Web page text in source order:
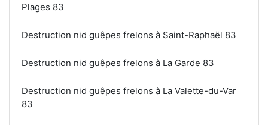
Plages 83
Destruction nid guêpes frelons à Saint-Raphaël 83
Destruction nid guêpes frelons à La Garde 83
Destruction nid guêpes frelons à La Valette-du-Var
83